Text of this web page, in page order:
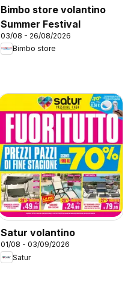
Bimbo store volantino
Summer Festival
03/08 - 26/08/2026
Bimbo store
Satur volantino
01/08 - 03/09/2026
Satur